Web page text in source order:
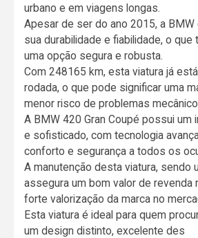
urbano e em viagens longas.
Apesar de ser do ano 2015, a BMW
sua durabilidade e fiabilidade, o que
uma opção segura e robusta.
Com 248165 km, esta viatura já
rodada, o que pode significar uma
menor risco de problemas
A BMW 420 Gran Coupé possui um
e sofisticado, com tecnologia
conforto e segurança a todos os
A manutenção desta viatura, sendo
assegura um bom valor de revenda
forte valorização da marca no
Esta viatura é ideal para quem
um design distinto, excelente des